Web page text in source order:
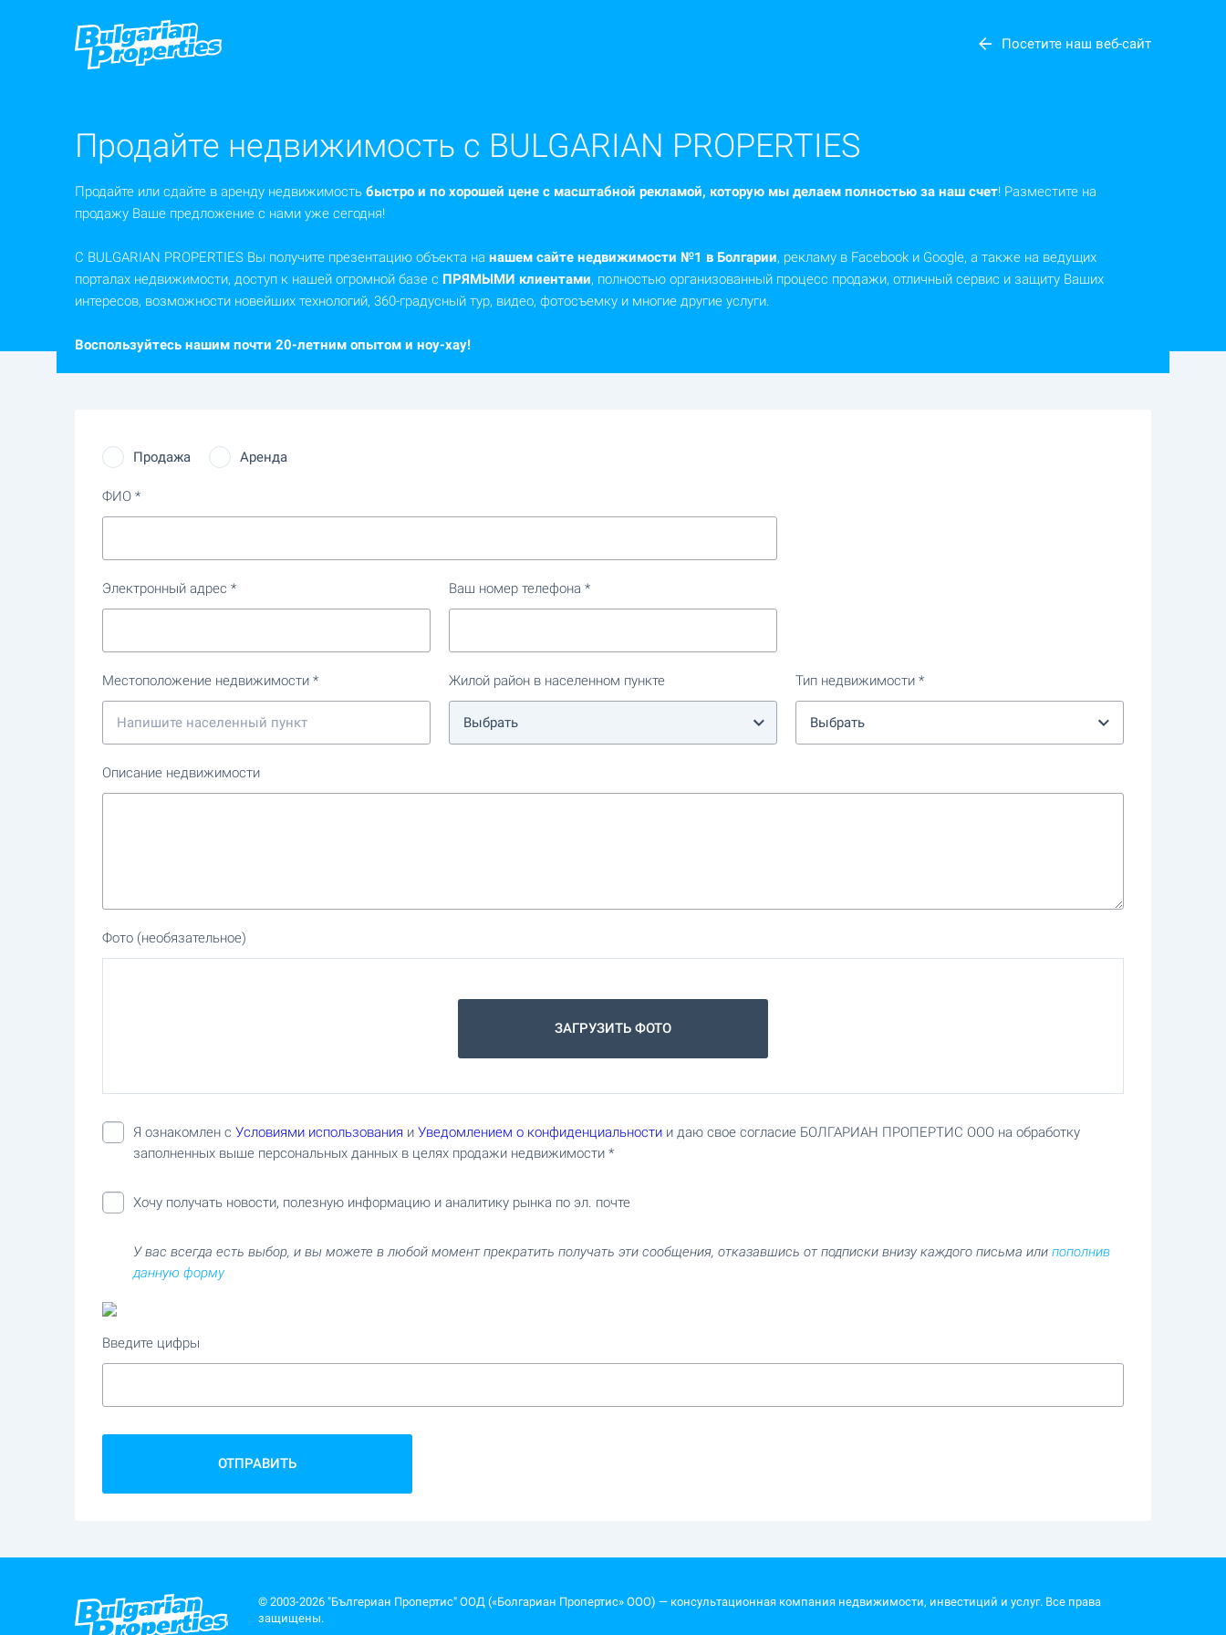
Посетите наш веб-сайт
Продайте недвижимость с BULGARIAN PROPERTIES
Продайте или сдайте в аренду недвижимость быстро и по хорошей цене с масштабной рекламой, которую мы делаем полностью за наш счет! Разместите на
продажу Ваше предложение с нами уже сегодня!
С BULGARIAN PROPERTIES Вы получите презентацию объекта на нашем сайте недвижимости №1 в Болгарии, рекламу в Facebook и Google, а также на ведущих
порталах недвижимости, доступ к нашей огромной базе с ПРЯМЫМИ клиентами, полностью организованный процесс продажи, отличный сервис и защиту Ваших
интересов, возможности новейших технологий, 360-градусный тур, видео, фотосъемку и многие другие услуги.
Воспользуйтесь нашим почти 20-летним опытом и ноу-хау!
Продажа Аренда
ФИО
Электронный адрес Ваш номер телефона
Местоположение недвижимости Жилой район в населенном пункте Тип недвижимости
Выбрать
Описание недвижимости
Фото (необязательное)
ЗАГРУЗИТЬ ФОТО
Я ознакомлен с Условиями использования и Уведомлением о конфиденциальности и даю свое согласие БОЛГАРИАН ПРОПЕРТИС ООО на обработку
заполненных выше персональных данных в целях продажи недвижимости
Хочу получать новости, полезную информацию и аналитику рынка по эл. почте
У вас всегда есть выбор, и вы можете в любой момент прекратить получать эти сообщения, отказавшись от подписки внизу каждого письма или пополнив
данную форму
Введите цифры
ОТПРАВИТЬ
© 2003-2026 "Бългериан Пропертис" ООД («Болгариан Пропертис» ООО) — консультационная компания недвижимости, инвестиций и услуг. Все права
защищены.